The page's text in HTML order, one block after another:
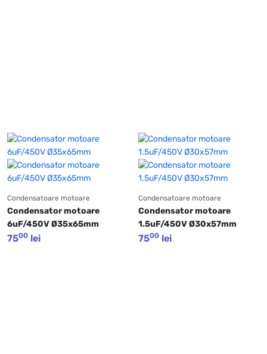
Condensatoare motoare
Condensator motoare
6uF/450V Ø35x65mm
7500 lei
Condensatoare motoare
Condensator motoare
1.5uF/450V Ø30x57mm
7500 lei